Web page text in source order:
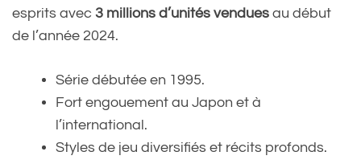
esprits avec 3 millions d’unités vendues au début
de l’année 2024.
Série débutée en 1995.
Fort engouement au Japon et à
l’international.
Styles de jeu diversifiés et récits profonds.